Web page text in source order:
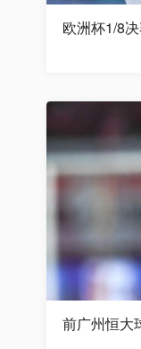
欧洲杯1/8
前广州恒大